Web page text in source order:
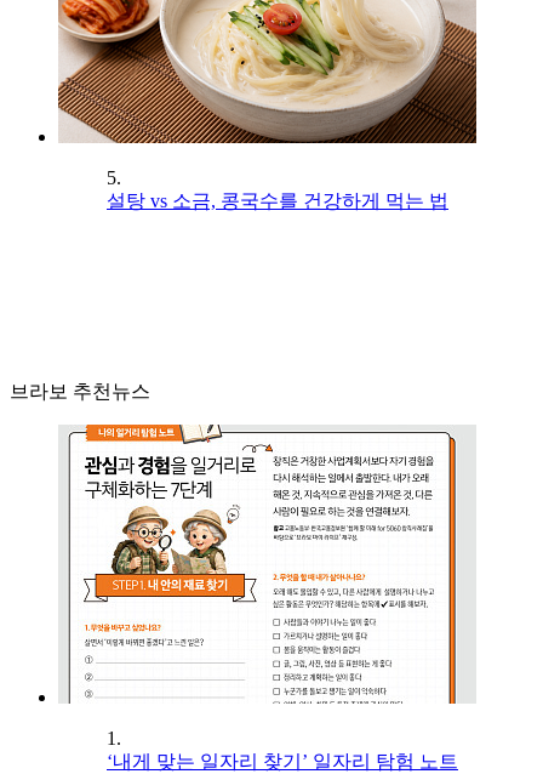
5.
설탕 vs 소금, 콩국수를 건강하게 먹는 법
브라보 추천뉴스
1.
‘내게 맞는 일자리 찾기’ 일자리 탐험 노트